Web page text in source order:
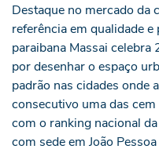
Destaque no mercado da
referência em qualidade
paraibana Massai
por desenhar o espaço
padrão nas cidades onde
consecutivo uma das
com o ranking nacional
com sede em João